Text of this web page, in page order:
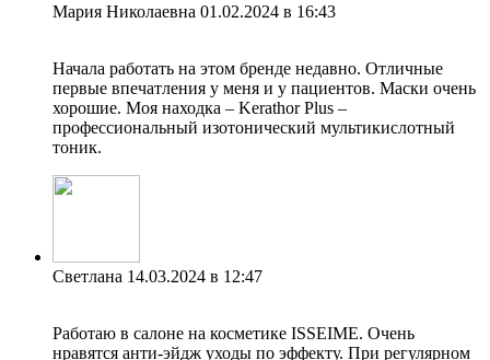
Мария Николаевна 01.02.2024 в 16:43
Начала работать на этом бренде недавно. Отличные
первые впечатления у меня и у пациентов. Маски очень
хорошие. Моя находка – Kerathor Plus –
профессиональный изотонический мультикислотный
тоник.
Светлана 14.03.2024 в 12:47
Работаю в салоне на косметике ISSEIME. Очень
нравятся анти-эйдж уходы по эффекту. При регулярном